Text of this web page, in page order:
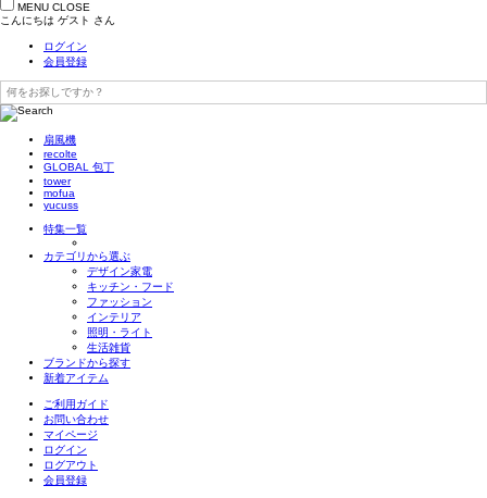
MENU CLOSE
こんにちは ゲスト さん
ログイン
会員登録
扇風機
recolte
GLOBAL 包丁
tower
mofua
yucuss
特集一覧
カテゴリから選ぶ
デザイン家電
キッチン・フード
ファッション
インテリア
照明・ライト
生活雑貨
ブランドから探す
新着アイテム
ご利用ガイド
お問い合わせ
マイページ
ログイン
ログアウト
会員登録